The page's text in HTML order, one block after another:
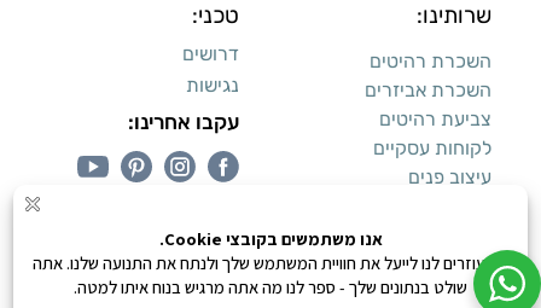
שרותינו:
השכרת רהיטים
השכרת אביזרים
צביעת רהיטים
לקוחות עסקיים
עיצוב פנים
טכני:
דרושים
נגישות
עקבו אחרינו: